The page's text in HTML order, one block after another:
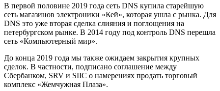
В первой половине 2019 года сеть DNS купила старейшую
сеть магазинов электроники «Кей», которая ушла с рынка. Для
DNS это уже вторая сделка слияния и поглощения на
петербургском рынке. В 2014 году под контроль DNS перешла
сеть «Компьютерный мир».
До конца 2019 года мы также ожидаем закрытия крупных
сделок. В частности, подписано соглашение между
Сбербанком, SRV и SIIC о намерениях продать торговый
комплекс «Жемчужная Плаза».